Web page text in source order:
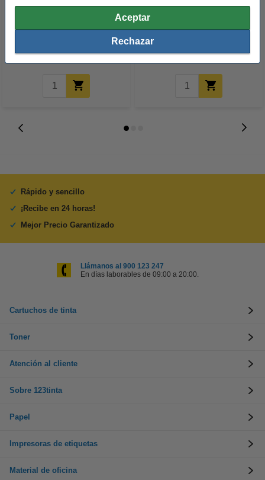
Aceptar
Rechazar
123tinta Papel fotográfico
Premium Glossy brillo alto | 10 x
123tinta Pilas Alcalinas Xtreme
Power AA - LR06 - MN1500 - 24
Rápido y sencillo
¡Recibe en 24 horas!
Mejor Precio Garantizado
Llámanos al 900 123 247
En días laborables de 09:00 a 20:00.
Cartuchos de tinta
Toner
Atención al cliente
Sobre 123tinta
Papel
Impresoras de etiquetas
Material de oficina